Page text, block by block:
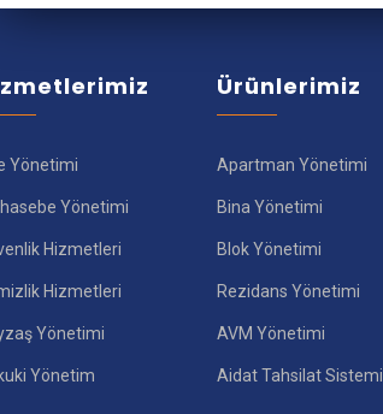
Yönetimi
Yönetimi
Hizmetleri
Hizmetleri
Yönetimi
Yönetim
Ürünlerimiz
Apartman Yönetimi
Bina Yönetimi
Blok Yönetimi
Rezidans Yönetimi
AVM Yönetimi
Aidat Tahsilat Sistemi